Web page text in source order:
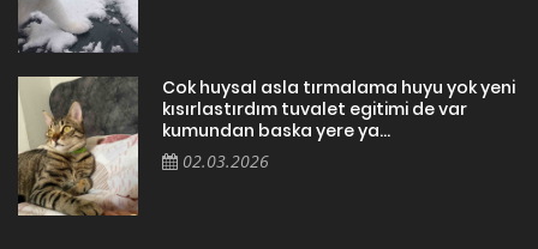
Cok huysal asla tırmalama huyu yok yeni
kısırlastırdım tuvalet egitimi de var
kumundan baska yere ya...
02.03.2026